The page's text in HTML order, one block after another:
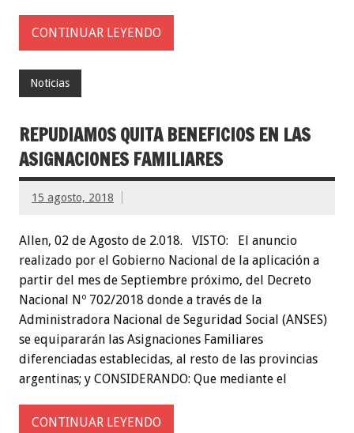
CONTINUAR LEYENDO
Noticias
REPUDIAMOS QUITA BENEFICIOS EN LAS
ASIGNACIONES FAMILIARES
15 agosto, 2018
Allen, 02 de Agosto de 2.018. VISTO: El anuncio
realizado por el Gobierno Nacional de la aplicación a
partir del mes de Septiembre próximo, del Decreto
Nacional Nº 702/2018 donde a través de la
Administradora Nacional de Seguridad Social (ANSES)
se equipararán las Asignaciones Familiares
diferenciadas establecidas, al resto de las provincias
argentinas; y CONSIDERANDO: Que mediante el
CONTINUAR LEYENDO